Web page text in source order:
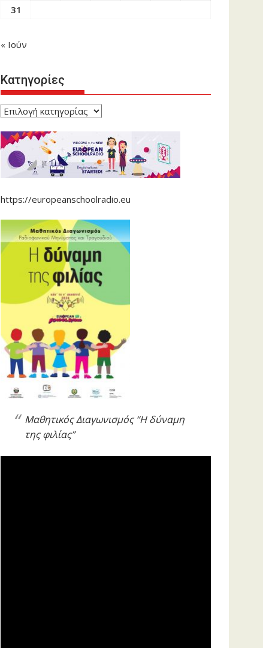
31
« Ιούν
Κατηγορίες
Κατηγορίες
https://europeanschoolradio.eu
Μαθητικός Διαγωνισμός “Η δύναμη
της φιλίας”